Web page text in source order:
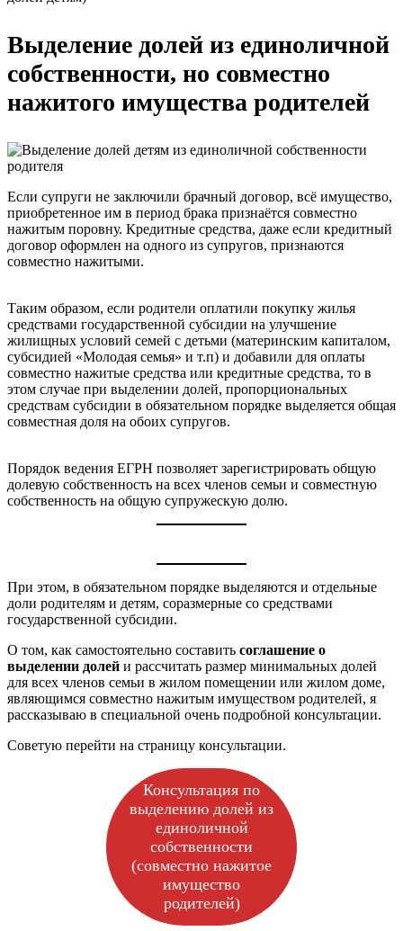
Выделение долей из единоличной
собственности, но совместно
нажитого имущества родителей
Если супруги не заключили брачный договор, всё имущество,
приобретенное им в период брака признаётся совместно
нажитым поровну. Кредитные средства, даже если кредитный
договор оформлен на одного из супругов, признаются
совместно нажитыми.
Таким образом, если родители оплатили покупку жилья
средствами государственной субсидии на улучшение
жилищных условий семей с детьми (материнским капиталом,
субсидией «Молодая семья» и т.п) и добавили для оплаты
совместно нажитые средства или кредитные средства, то в
этом случае при выделении долей, пропорциональных
средствам субсидии в обязательном порядке выделяется общая
совместная доля на обоих супругов.
Порядок ведения ЕГРН позволяет зарегистрировать общую
долевую собственность на всех членов семьи и совместную
собственность на общую супружескую долю.
При этом, в обязательном порядке выделяются и отдельные
доли родителям и детям, соразмерные со средствами
государственной субсидии.
О том, как самостоятельно составить соглашение о
выделении долей и рассчитать размер минимальных долей
для всех членов семьи в жилом помещении или жилом доме,
являющимся совместно нажитым имуществом родителей, я
рассказываю в специальной очень подробной консультации.
Советую перейти на страницу консультации.
Консультация по
выделению долей из
единоличной
собственности
(совместно нажитое
имущество
родителей)